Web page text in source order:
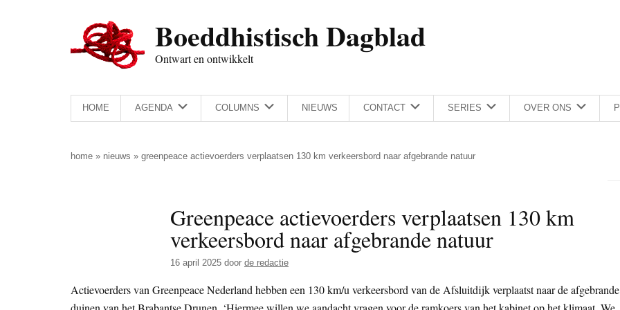
Boeddhistisch Dagblad
Ontwart en ontwikkelt
HOME AGENDA COLUMNS NIEUWS CONTACT SERIES OVER ONS
home » nieuws » greenpeace actievoerders verplaatsen 130 km verkeersbord naar afgebrande natuur
Greenpeace actievoerders verplaatsen 130 km
verkeersbord naar afgebrande natuur
16 april 2025 door de redactie
Actievoerders van Greenpeace Nederland hebben een 130 km/u verkeersbord van de Afsluitdijk verplaatst naar de afgebrande